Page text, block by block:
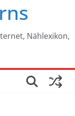
Nählexikon,